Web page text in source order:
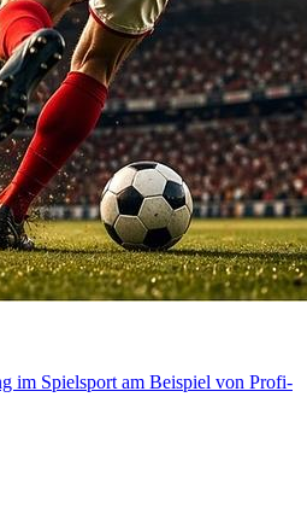
im Spielsport am Beispiel von Profi-